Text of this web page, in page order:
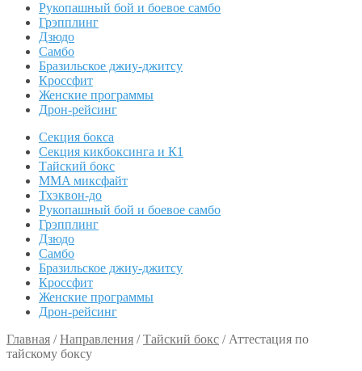
Рукопашный бой и боевое самбо
Грэпплинг
Дзюдо
Самбо
Бразильское джиу-джитсу
Кроссфит
Женские программы
Дрон-рейсинг
Секция бокса
Секция кикбоксинга и К1
Тайский бокс
MMA миксфайт
Тхэквон-до
Рукопашный бой и боевое самбо
Грэпплинг
Дзюдо
Самбо
Бразильское джиу-джитсу
Кроссфит
Женские программы
Дрон-рейсинг
Главная /Направления /Тайский бокс /Аттестация по
тайскому боксу